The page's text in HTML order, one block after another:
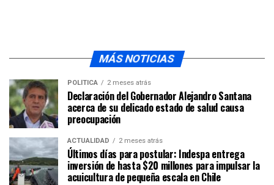
MÁS NOTICIAS
POLÍTICA 2 meses atrás
Declaración del Gobernador Alejandro Santana
acerca de su delicado estado de salud causa
preocupación
ACTUALIDAD 2 meses atrás
Últimos días para postular: Indespa entrega
inversión de hasta $20 millones para impulsar la
acuicultura de pequeña escala en Chile